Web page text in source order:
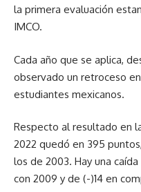
la primera evaluación
IMCO.
Cada año que se aplica,
observado un retroceso
estudiantes mexicanos.
Respecto al resultado en
2022 quedó en 395
los de 2003. Hay una
con 2009 y de (-)14 en